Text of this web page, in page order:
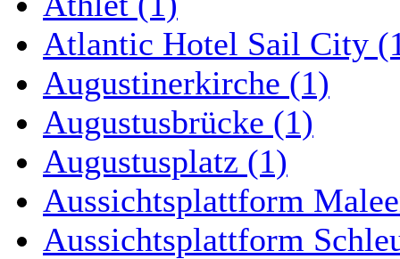
Atlantic Hotel Sail City
Augustinerkirche (1)
Augustusbrücke (1)
Augustusplatz (1)
Aussichtsplattform
Aussichtsplattform